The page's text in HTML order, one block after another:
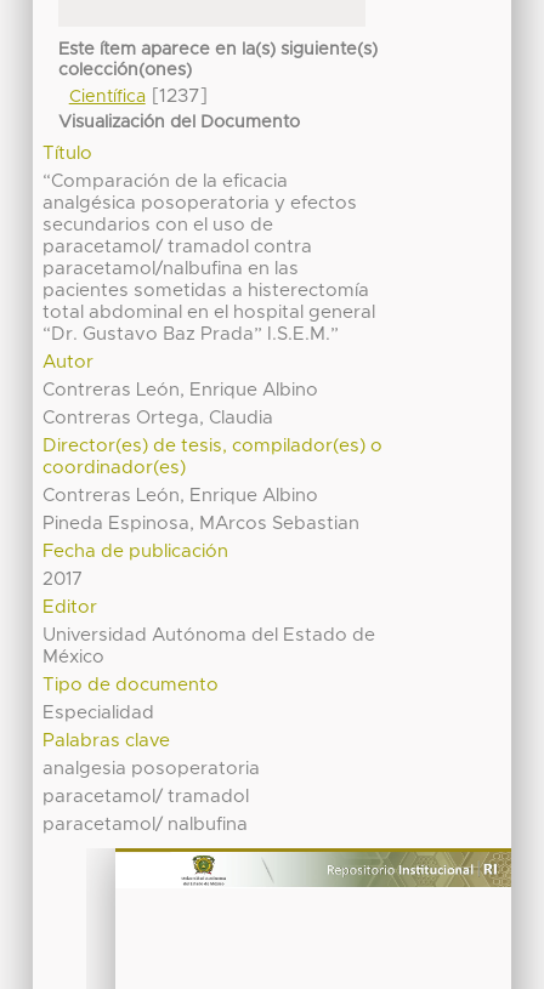
Este ítem aparece en la(s) siguiente(s)
colección(ones)
Científica[1237]
Visualización del Documento
Título
“Comparación de la eficacia
analgésica posoperatoria y efectos
secundarios con el uso de
paracetamol/ tramadol contra
paracetamol/nalbufina en las
pacientes sometidas a histerectomía
total abdominal en el hospital general
“Dr. Gustavo Baz Prada” I.S.E.M.”
Autor
Contreras León, Enrique Albino
Contreras Ortega, Claudia
Director(es) de tesis, compilador(es) o
coordinador(es)
Contreras León, Enrique Albino
Pineda Espinosa, MArcos Sebastian
Fecha de publicación
2017
Editor
Universidad Autónoma del Estado de
México
Tipo de documento
Especialidad
Palabras clave
analgesia posoperatoria
paracetamol/ tramadol
paracetamol/ nalbufina